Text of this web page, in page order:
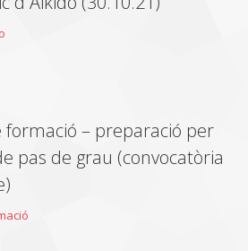
formació – preparació per
pas de grau (convocatòria